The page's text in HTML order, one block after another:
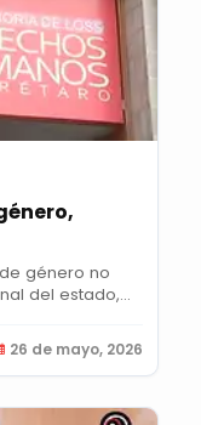
género no
del estado,...
26 de mayo, 2026